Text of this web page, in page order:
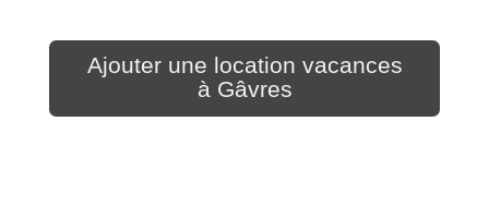
Ajouter une location vacances
à Gâvres